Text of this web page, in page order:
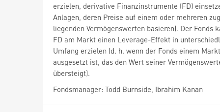
erzielen, derivative Finanzinstrumente (FD)
Anlagen, deren Preise auf einem oder mehreren
liegenden Vermögenswerten basieren). Der Fonds
FD am Markt einen Leverage-Effekt in
Umfang erzielen (d. h. wenn der Fonds einem
ausgesetzt ist, das den Wert seiner
übersteigt).
Fondsmanager: Todd Burnside, Ibrahim Kanan